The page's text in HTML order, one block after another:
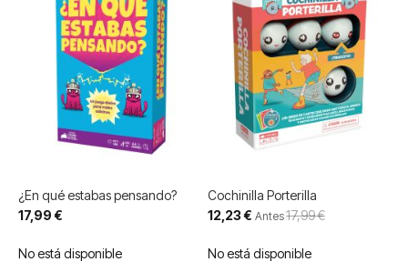
¿En qué estabas pensando?
17,99 €
No está disponible
Cochinilla Porterilla
Precio
especial
12,23 € Antes17,99 €
No está disponible